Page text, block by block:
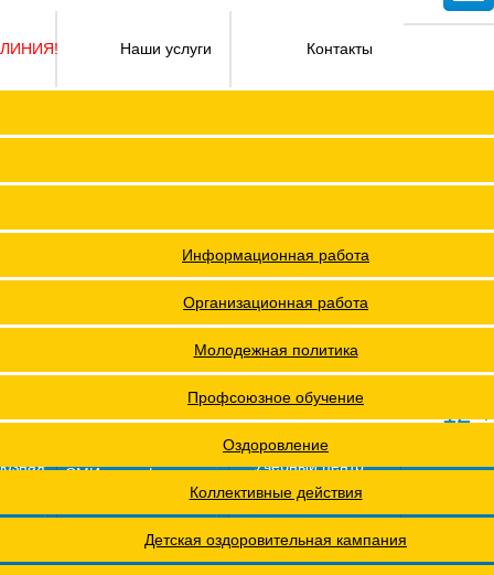
Решения Советов Федерации
Постановления президиумов
проведения специальной оценки условий труда (СОУТ)
конференция МОТ- ФНПР
Информационная работа
Организационная работа
Молодежная политика
Профсоюзное обучение
Оздоровление
Коллективные действия
Детская оздоровительная кампания
Наши услуги Контакты
12 +
СМИ о профсоюзах
Учебный центр